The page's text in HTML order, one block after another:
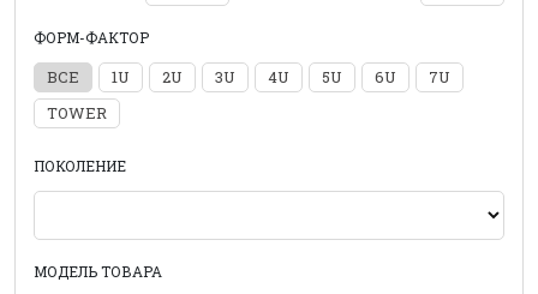
ФОРМ-ФАКТОР
ВСЕ 1U 2U 3U 4U 5U 6U
7U
TOWER
ПОКОЛЕНИЕ
МОДЕЛЬ ТОВАРА